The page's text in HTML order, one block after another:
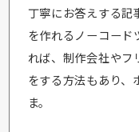
丁寧にお答えする記
を作れるノーコー
れば、制作会社や
をする方法もあり
ま。